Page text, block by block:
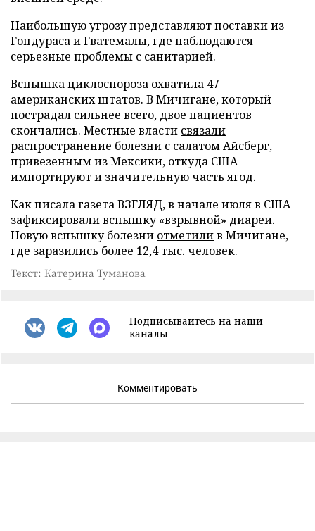
Наибольшую угрозу представляют поставки из
Гондураса и Гватемалы, где наблюдаются
серьезные проблемы с санитарией.
Вспышка циклоспороза охватила 47
американских штатов. В Мичигане, который
пострадал сильнее всего, двое пациентов
скончались. Местные власти связали
распространение болезни с салатом Айсберг,
привезенным из Мексики, откуда США
импортируют и значительную часть ягод.
Как писала газета ВЗГЛЯД, в начале июля в США
зафиксироваливспышку «взрывной» диареи.
Новую вспышку болезни отметилив Мичигане,
где заразились более 12,4 тыс. человек.
Текст: Катерина Туманова
Подписывайтесь на наши
каналы
Комментировать